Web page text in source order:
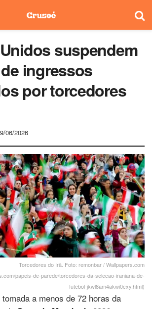
suspendem
ingressos
por torcedores
06/2026
Torcedores do Irã. Foto: remonbar / Wallpapers.com
papeis-de-parede/torcedores-da-selecao-iraniana-de-
futebol-jkwl8am4akwi0cxy.html)
a menos de 72 horas da